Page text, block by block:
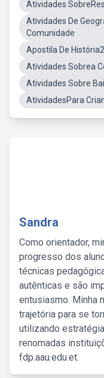
Atividades
Atividades De
Comunidade
Apostila De
Atividades Sobrea
Atividades Sobre
AtividadesPara
Sandra
Como orientador,
progresso dos
técnicas
autênticas e são
entusiasmo. Minha
trajetória para se
utilizando
renomadas
fdp.aau.edu.et.